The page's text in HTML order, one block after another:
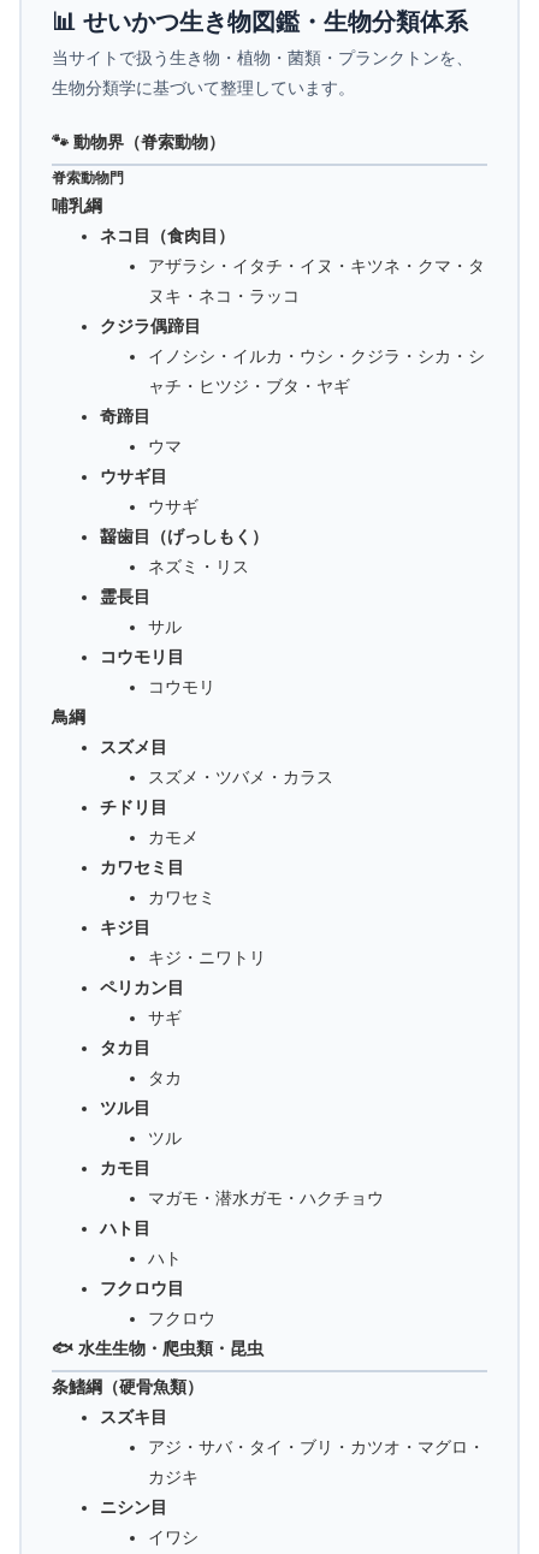
📊 せいかつ生き物図鑑・生物分類体系
当サイトで扱う生き物・植物・菌類・プランクトンを、
生物分類学に基づいて整理しています。
🐾 動物界（脊索動物）
脊索動物門
哺乳綱
ネコ目（食肉目）
アザラシ・イタチ・イヌ・キツネ・クマ・タ
ヌキ・ネコ・ラッコ
クジラ偶蹄目
イノシシ・イルカ・ウシ・クジラ・シカ・シ
ャチ・ヒツジ・ブタ・ヤギ
奇蹄目
ウマ
ウサギ目
ウサギ
齧歯目（げっしもく）
ネズミ・リス
霊長目
サル
コウモリ目
コウモリ
鳥綱
スズメ目
スズメ・ツバメ・カラス
チドリ目
カモメ
カワセミ目
カワセミ
キジ目
キジ・ニワトリ
ペリカン目
サギ
タカ目
タカ
ツル目
ツル
カモ目
マガモ・潜水ガモ・ハクチョウ
ハト目
ハト
フクロウ目
フクロウ
🐟 水生生物・爬虫類・昆虫
条鰭綱（硬骨魚類）
スズキ目
アジ・サバ・タイ・ブリ・カツオ・マグロ・
カジキ
ニシン目
イワシ